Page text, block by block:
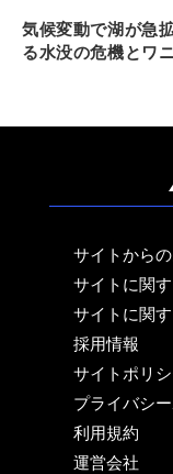
気候変動で湖が急
る水没の危機とワ
サイトから
サイトに関
サイトに関
採用情報
サイトポリ
プライバシ
利用規約
運営会社